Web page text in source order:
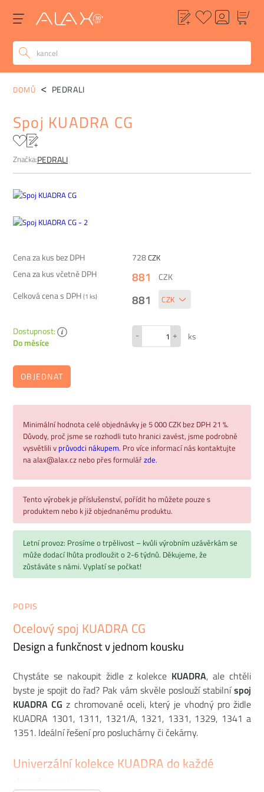
POPIS
DOMŮ PEDRALI
Spoj KUADRA CG
Značka:PEDRALI
Cena za kus bez DPH 728CZK
Cena za kus včetně DPH
881
CZK
Celková cena s DPH(1ks) 881
Dostupnost:
Do měsíce
- + ks
OBJEDNAT
Minimální hodnota celé objednávky je 5 000 CZK bez DPH 21 %.
Důvody, proč jsme se rozhodli tuto hranici zavést, jsme podrobně
vysvětlili v průvodci nákupem. Pro více informací nás kontaktujte
na alax@alax.cz nebo přes formulářzde.
Tento výrobek je příslušenství, pořídit ho můžete pouze s
produktem nebo k již objednanému produktu.
Letní provoz: Prosíme o trpělivost – kvůli výrobním uzávěrkám se
může dodací lhůta prodloužit o 2-6 týdnů. Děkujeme, že
zůstáváte s námi. Vyplatí se počkat!
POPIS
Ocelový spoj KUADRA CG
Design a funkčnost v jednom kousku
Chystáte se nakoupit židle z kolekce KUADRA, ale chtěli
byste je spojit do řad? Pak vám skvěle poslouží stabilníspoj
KUADRA CGz chromované oceli, který je vhodný pro židle
KUADRA 1301, 1311, 1321/A, 1321, 1331, 1329, 1341 a
1351. Ideální řešení pro posluchárny či čekárny.
Univerzální kolekce KUADRA do každé
domácnosti